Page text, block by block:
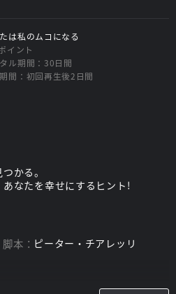
は私のムコになる
イント
ル期間：30日間
間：初回再生後2日間
かる。
なたを幸せにするヒント!
脚本： ピーター・チアレッリ